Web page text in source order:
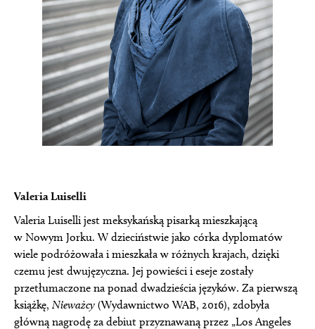
Valeria Luiselli
Valeria Luiselli jest meksykańską pisarką mieszkającą
w Nowym Jorku. W dzieciństwie jako córka dyplomatów
wiele podróżowała i mieszkała w różnych krajach, dzięki
czemu jest dwujęzyczna. Jej powieści i eseje zostały
przetłumaczone na ponad dwadzieścia języków. Za pierwszą
książkę, Nieważcy (Wydawnictwo WAB, 2016), zdobyła
główną nagrodę za debiut przyznawaną przez „Los Angeles